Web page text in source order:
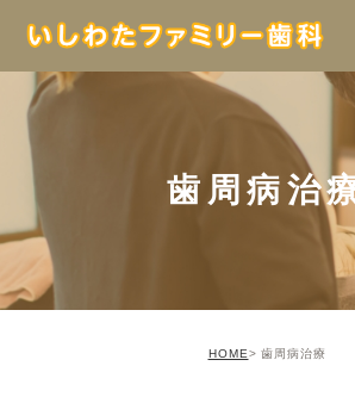
歯周病治
HOME 歯周病治療